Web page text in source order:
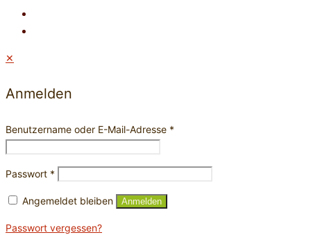
✕
Anmelden
Benutzername oder E-Mail-Adresse *
Passwort *
Angemeldet bleiben Anmelden
Passwort vergessen?